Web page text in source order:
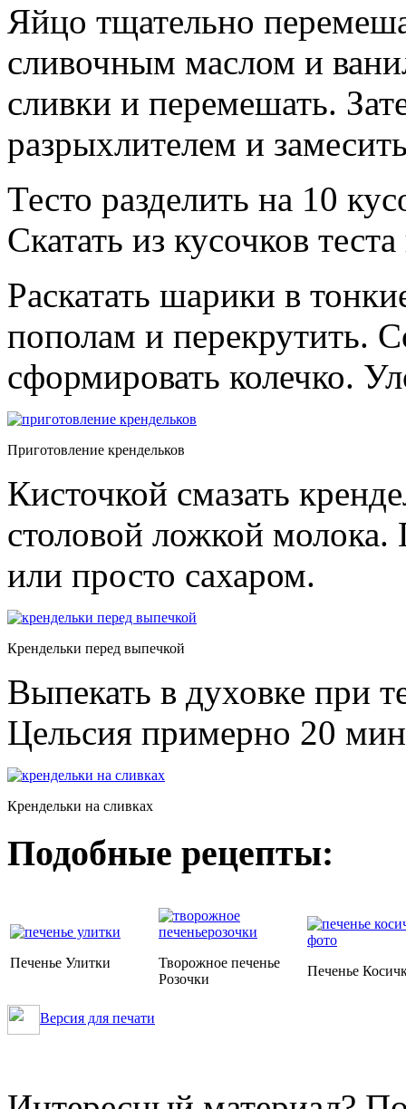
Яйцо тщательно
сливочным маслом и
сливки и перемешать.
разрыхлителем и
Тесто разделить на 10
Скатать из кусочков
Раскатать шарики в
пополам и перекрутить.
сформировать колечко.
Приготовление крендельков
Кисточкой смазать
столовой ложкой
или просто сахаром.
Крендельки перед выпечкой
Выпекать в духовке при
Цельсия примерно 20
Крендельки на сливках
Подобные рецепты:
Печенье Улитки
Творожное печенье
Розочки
Печенье
Версия для печати